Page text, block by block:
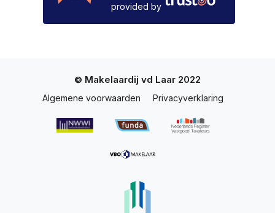
provided by
© Makelaardij vd Laar 2022
Algemene voorwaarden Privacyverklaring